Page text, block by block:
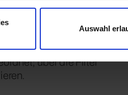
Auswahl
von
über die Filter